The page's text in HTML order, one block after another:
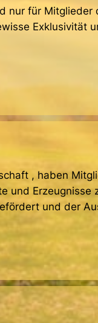
nur für Mitglieder
Exklusivität
, haben
und Erzeugnisse
und der